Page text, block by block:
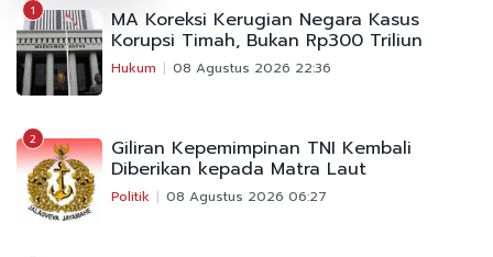
1 MA Koreksi Kerugian Negara Kasus
Korupsi Timah, Bukan Rp300 Triliun
Hukum 08 Agustus 2026 22:36
2 Giliran Kepemimpinan TNI Kembali
Diberikan kepada Matra Laut
Politik 08 Agustus 2026 06:27